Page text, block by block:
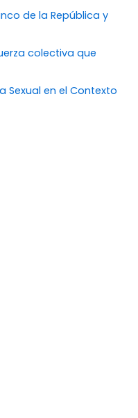
de la República y
colectiva que
Sexual en el Contexto